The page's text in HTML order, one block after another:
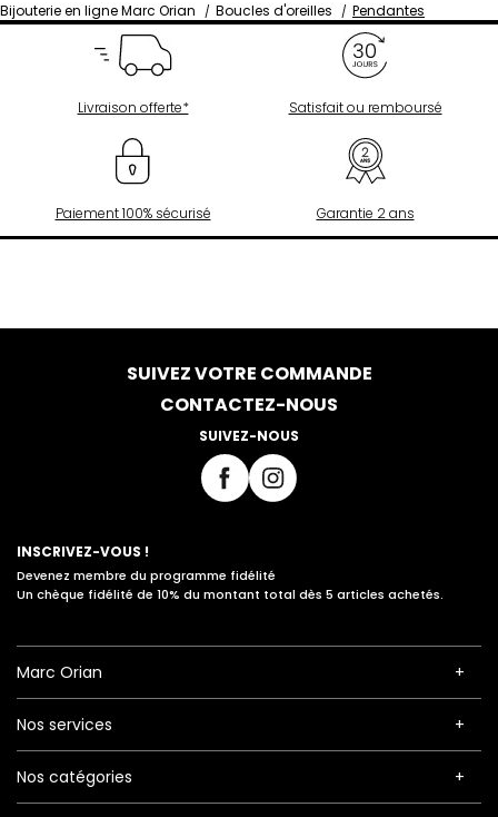
Bijouterie en ligne Marc Orian Boucles d'oreilles Pendantes
Livraison offerte* Satisfait ou remboursé
Paiement 100% sécurisé Garantie 2 ans
SUIVEZ VOTRE COMMANDE
CONTACTEZ-NOUS
SUIVEZ-NOUS
INSCRIVEZ-VOUS !
Devenez membre du programme fidélité
Un chèque fidélité de 10% du montant total dès 5 articles achetés.
Marc Orian
Nos services
Nos catégories